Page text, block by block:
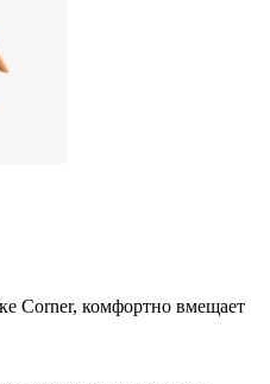
Corner, комфортно вмещает